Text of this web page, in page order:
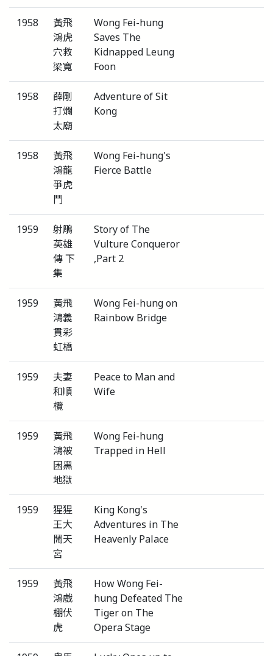
1958
黃飛
鴻虎
穴救
梁寬
Wong Fei-hung
Saves The
Kidnapped Leung
Foon
1958
薛剛
打爛
太廟
Adventure of Sit
Kong
1958
黃飛
鴻龍
爭虎
鬥
Wong Fei-hung's
Fierce Battle
1959
射鵰
英雄
傳 下
集
Story of The
Vulture Conqueror
,Part 2
1959
黃飛
鴻義
貫彩
虹橋
Wong Fei-hung on
Rainbow Bridge
1959
夫妻
和順
欖
Peace to Man and
Wife
1959
黃飛
鴻被
困黑
地獄
Wong Fei-hung
Trapped in Hell
1959
猩猩
王大
鬧天
宮
King Kong's
Adventures in The
Heavenly Palace
1959
黃飛
鴻戲
棚伏
虎
How Wong Fei-
hung Defeated The
Tiger on The
Opera Stage